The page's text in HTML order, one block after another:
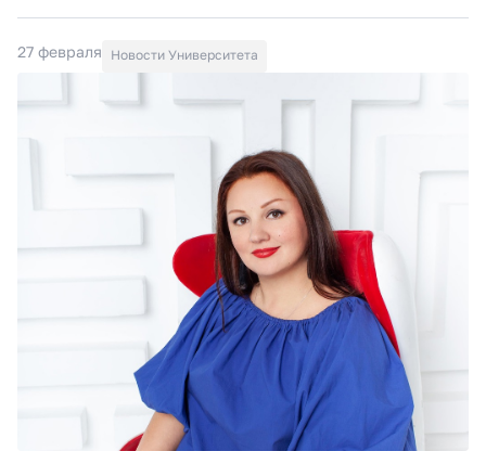
27 февраля Новости Университета